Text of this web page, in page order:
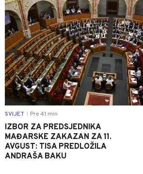
SVIJET Pre 41 min
IZBOR ZA PREDSJEDNIKA
MAĐARSKE ZAKAZAN ZA 11.
AVGUST: TISA PREDLOŽILA
ANDRAŠA BAKU